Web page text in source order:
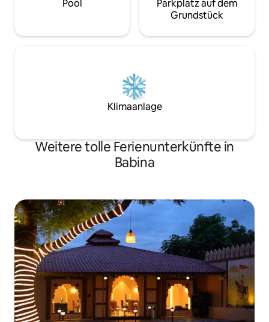
Pool
Parkplatz auf dem
Grundstück
Klimaanlage
Weitere tolle Ferienunterkünfte in
Babina